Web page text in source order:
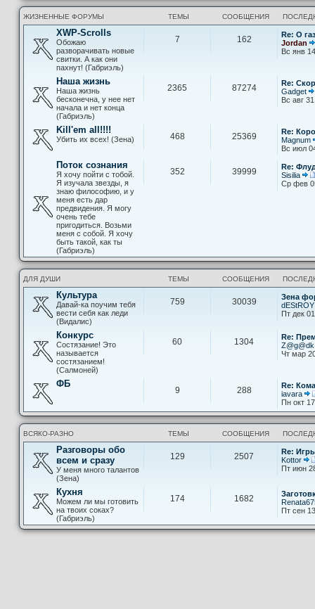
ЖИЗНЕННЫЕ ФОРУМЫ ТЕМЫ СООБЩЕНИЯ
XWP-Scrolls
Обожаю
разворачивать новые
свитки. А как они
пахнут! (Габриэль)
7 162
Re: О
Jordan
Вс янв
Наша жизнь
Наша жизнь
бесконечна, у нее нет
начала и нет конца
(Габриэль)
2365 87274
Re:
Gadget
Вс авг
Kill'em all!!!!
Убить их всех! (Зена) 468 25369
Re:
Magnum
Вс июл
Поток сознания
Я хочу пойти с тобой.
Я изучала звезды, я
знаю философию, и у
меня есть дар
предвидения. Я могу
очень тебе
пригодиться. Возьми
меня с собой. Я хочу
быть такой, как ты
(Габриэль)
352 39999
Re:
Sisilia
Ср фев
ДЛЯ ДУШИ ТЕМЫ СООБЩЕНИЯ
Культура
Давай-ка поучим тебя
вести себя как леди
(Видалис)
759 30039
Зена
dEStROY
Пт дек
Конкурс
Состязание! Это
называется
состязанием!
(Салмоней)
60 1304
Re:
Чт мар
ФБ
9 288
Re:
iavara
Пн окт
ВСЯКО-РАЗНО ТЕМЫ СООБЩЕНИЯ
Разговоры обо
всем и сразу
У меня много талантов
(Зена)
129 2507
Re:
Kottor
Пт июн
Кухня
Можем ли мы готовить
на твоих соках?
(Габриэль)
174 1682
Пт сен